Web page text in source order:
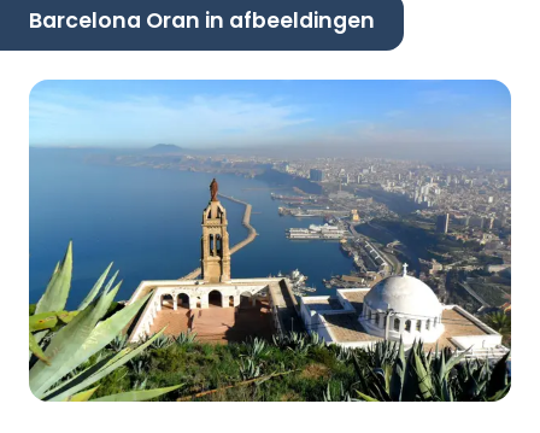
Barcelona Oran in afbeeldingen